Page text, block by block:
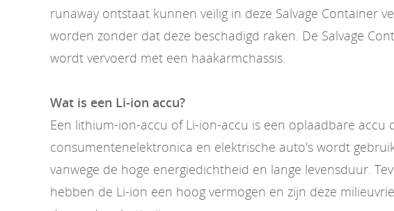
runaway ontstaat kunnen veilig in deze Salvage Container
worden zonder dat deze beschadigd raken. De Salvage
wordt vervoerd met een haakarmchassis.
Wat is een Li-ion accu?
Een lithium-ion-accu of Li-ion-accu is een oplaadbare accu
consumentenelektronica en elektrische auto's wordt
vanwege de hoge energiedichtheid en lange levensduur.
hebben de Li-ion een hoog vermogen en zijn deze